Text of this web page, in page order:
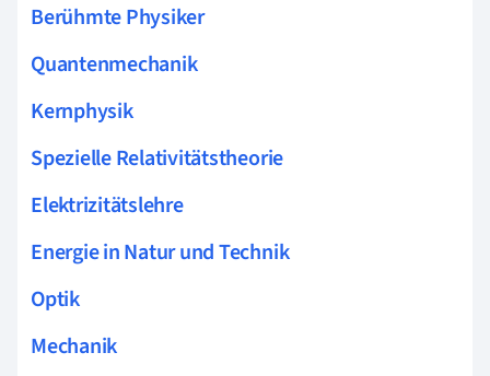
Berühmte Physiker
Quantenmechanik
Kernphysik
Spezielle Relativitätstheorie
Elektrizitätslehre
Energie in Natur und Technik
Optik
Mechanik